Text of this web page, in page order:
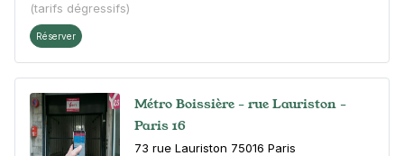
(tarifs dégressifs)
Réserver
Métro Boissière - rue Lauriston -
Paris 16
73 rue Lauriston 75016 Paris